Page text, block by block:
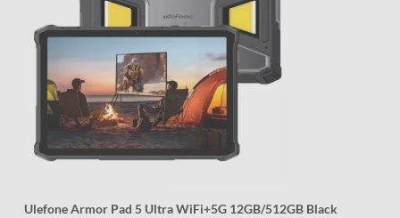
Ulefone Armor Pad 5 Ultra WiFi+5G 12GB/512GB Black